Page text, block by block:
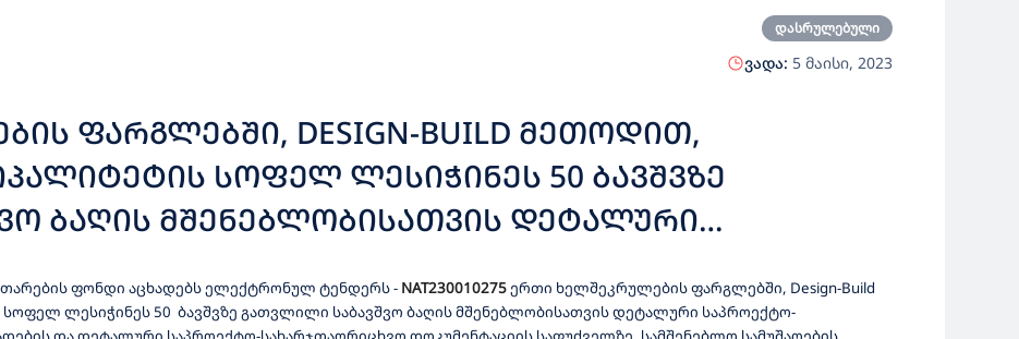
დასრულებული
ვადა: 5 მაისი, 2023
ᲤᲐᲠᲒᲚᲔᲑᲨᲘ, DESIGN-BUILD ᲛᲔᲗᲝᲓᲘᲗ,
ᲡᲝᲤᲔᲚ ᲚᲔᲡᲘᲭᲘᲜᲔᲡ 50 ᲑᲐᲕᲨᲕᲖᲔ
ᲑᲐᲦᲘᲡ ᲛᲨᲔᲜᲔᲑᲚᲝᲑᲘᲡᲐᲗᲕᲘᲡ ᲓᲔᲢᲐᲚᲣᲠᲘ
ᲡᲐᲮᲐᲠᲯᲗᲐᲦᲠᲘᲪᲮᲕᲝ ᲓᲝᲙᲣᲛᲔᲜᲢᲐᲪᲘᲘᲡ
ფონდი აცხადებს ელექტრონულ ტენდერს- NAT230010275ერთი ხელშეკრულების ფარგლებში, Design-Build
ლესიჭინეს 50 ბავშვზე გათვლილი საბავშვო ბაღის მშენებლობისათვის დეტალური საპროექტო-